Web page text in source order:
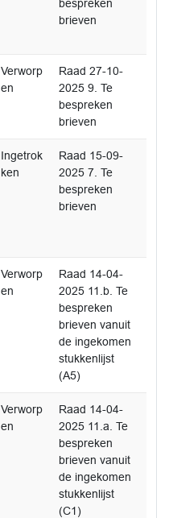
bespreken
brieven
Verworp
en
Raad 27-10-
2025 9. Te
bespreken
brieven
Ingetrok
ken
Raad 15-09-
2025 7. Te
bespreken
brieven
Verworp
en
Raad 14-04-
2025 11.b. Te
bespreken
brieven vanuit
de ingekomen
stukkenlijst
(A5)
Verworp
en
Raad 14-04-
2025 11.a. Te
bespreken
brieven vanuit
de ingekomen
stukkenlijst
(C1)